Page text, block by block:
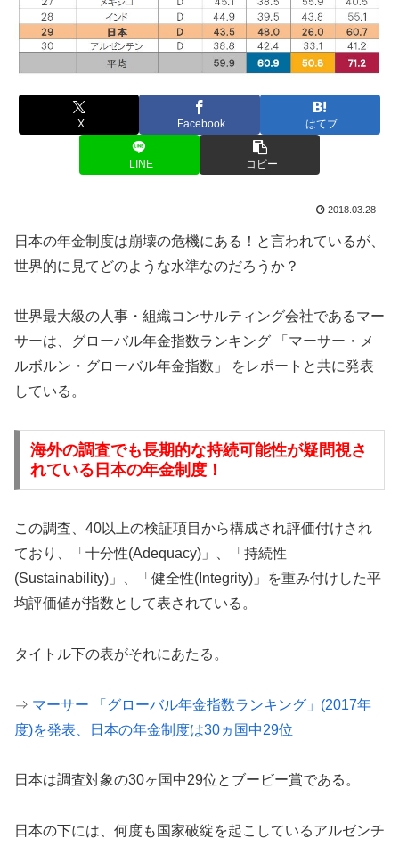
X Facebook はてブ
LINE コピー
2018.03.28
日本の年金制度は崩壊の危機にある！と言われているが、
世界的に見てどのような水準なのだろうか？
世界最大級の人事・組織コンサルティング会社であるマー
サーは、グローバル年金指数ランキング 「マーサー・メ
ルボルン・グローバル年金指数」 をレポートと共に発表
している。
海外の調査でも長期的な持続可能性が疑問視さ
れている日本の年金制度！
この調査、40以上の検証項目から構成され評価付けされ
ており、「十分性(Adequacy)」、「持続性
(Sustainability)」、「健全性(Integrity)」を重み付けした平
均評価値が指数として表されている。
タイトル下の表がそれにあたる。
⇒ マーサー 「グローバル年金指数ランキング」(2017年
度)を発表、日本の年金制度は30ヵ国中29位
日本は調査対象の30ヶ国中29位とブービー賞である。
日本の下には、何度も国家破綻を起こしているアルゼンチ